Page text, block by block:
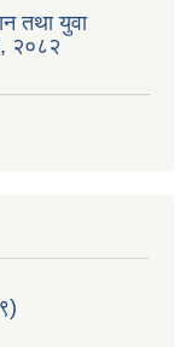
तथा युवा
२०८२